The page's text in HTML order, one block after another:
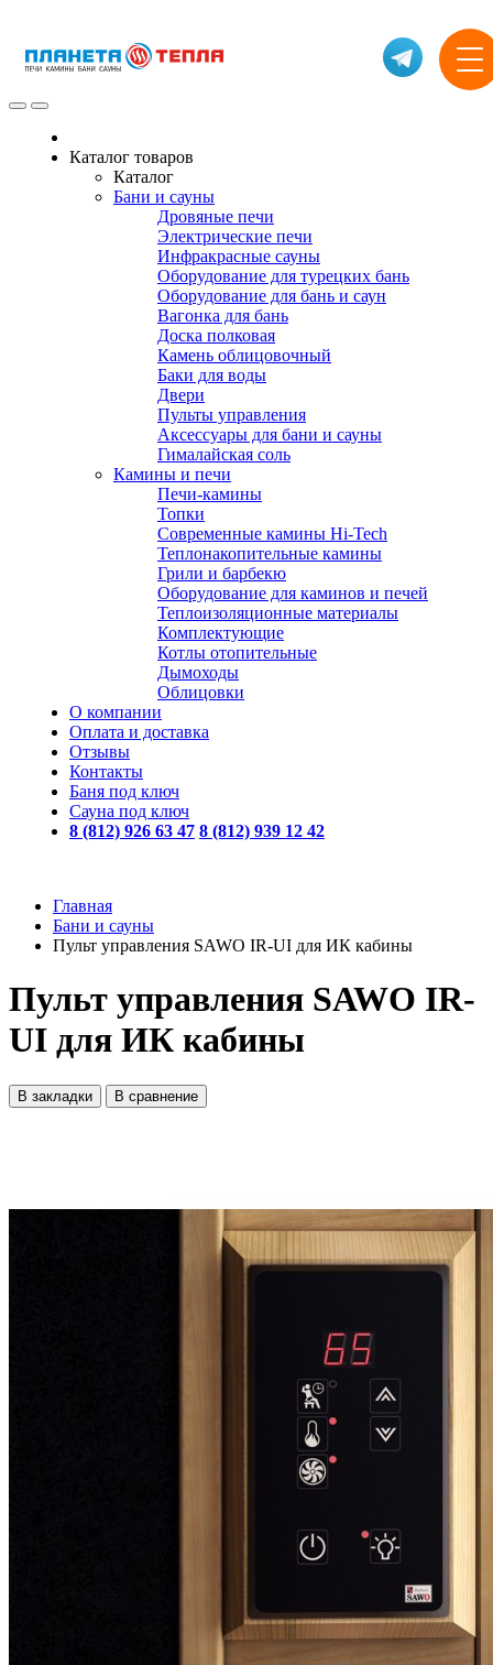
Каталог товаров
Каталог
Бани и сауны
Дровяные печи
Электрические печи
Инфракрасные сауны
Оборудование для турецких бань
Оборудование для бань и саун
Вагонка для бань
Доска полковая
Камень облицовочный
Баки для воды
Двери
Пульты управления
Аксессуары для бани и сауны
Гималайская соль
Камины и печи
Печи-камины
Топки
Современные камины Hi-Tech
Теплонакопительные камины
Грили и барбекю
Оборудование для каминов и печей
Теплоизоляционные материалы
Комплектующие
Котлы отопительные
Дымоходы
Облицовки
О компании
Оплата и доставка
Отзывы
Контакты
Баня под ключ
Сауна под ключ
8 (812) 926 63 47 8 (812) 939 12 42
Главная
Бани и сауны
Пульт управления SAWO IR-UI для ИК кабины
Пульт управления SAWO IR-
UI для ИК кабины
В закладки В сравнение